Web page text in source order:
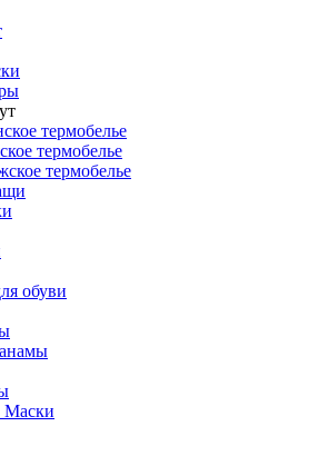
термобелье
термобелье
термобелье
обуви